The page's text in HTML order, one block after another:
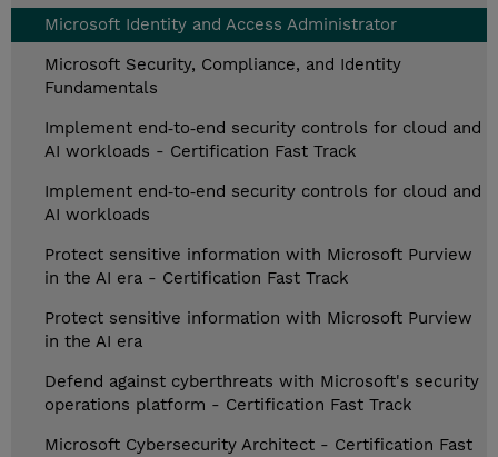
Microsoft Identity and Access Administrator
Microsoft Security, Compliance, and Identity
Fundamentals
Implement end‑to‑end security controls for cloud and
AI workloads - Certification Fast Track
Implement end‑to‑end security controls for cloud and
AI workloads
Protect sensitive information with Microsoft Purview
in the AI era - Certification Fast Track
Protect sensitive information with Microsoft Purview
in the AI era
Defend against cyberthreats with Microsoft's security
operations platform - Certification Fast Track
Microsoft Cybersecurity Architect - Certification Fast